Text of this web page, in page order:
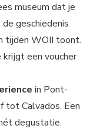
museum dat je
geschiedenis
tijden WOII toont.
krijgt een voucher
in Pont-
tot Calvados. Een
degustatie.